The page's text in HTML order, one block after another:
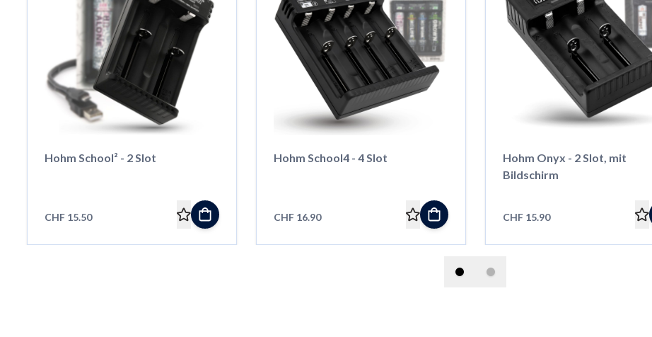
Hohm School² - 2 Slot
CHF 15.50
Hohm School4 - 4 Slot
CHF 16.90
Hohm Onyx - 2 Slot, mit
Bildschirm
CHF 15.90